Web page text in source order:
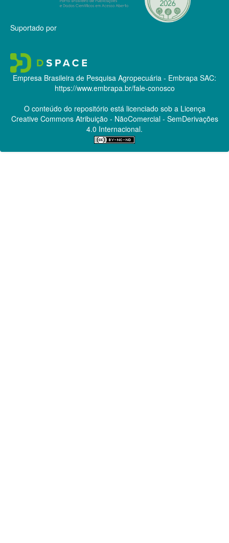
Suportado por
Empresa Brasileira de Pesquisa Agropecuária - Embrapa SAC:
https://www.embrapa.br/fale-conosco
O conteúdo do repositório está licenciado sob a Licença
Creative CommonsAtribuição - NãoComercial - SemDerivações
4.0 Internacional.